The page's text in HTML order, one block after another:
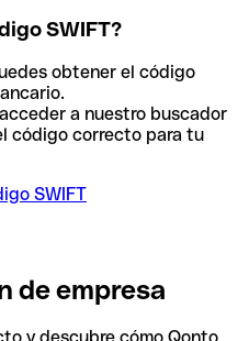
SWIFT?
obtener el código
a nuestro buscador
código correcto para tu
SWIFT
de empresa
y descubre cómo Qonto